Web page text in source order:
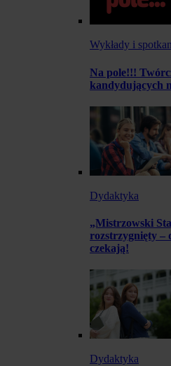
Wykłady i
Na pole!!!
kandydujących
Dydaktyka
„Mistrzowski
rozstrzygnięty –
czekają!
Dydaktyka